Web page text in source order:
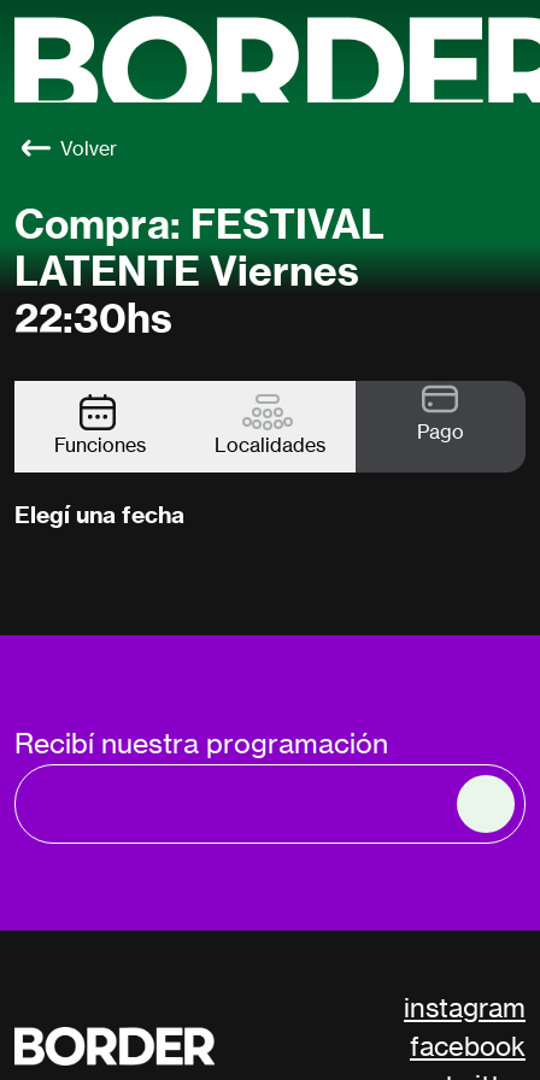
Volver
Compra: FESTIVAL
LATENTE Viernes
22:30hs
Funciones Localidades
Pago
Elegí una fecha
Recibí nuestra programación
instagram
facebook